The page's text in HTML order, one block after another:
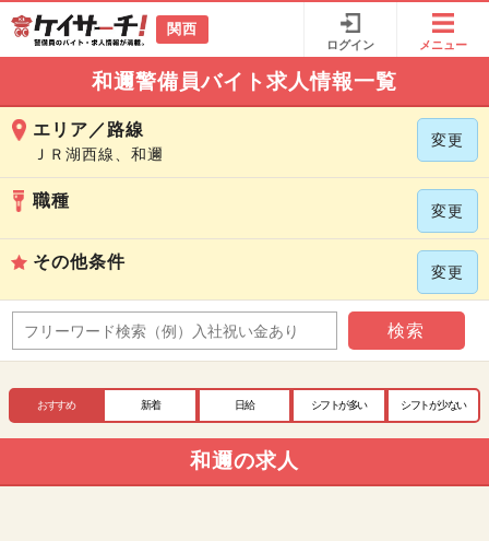
関西
ログイン メニュー
和邇警備員バイト求人情報一覧
エリア／路線
ＪＲ湖西線、和邇
変更
職種
変更
その他条件
変更
検索
おすすめ 新着 日給 シフトが多い シフトが少ない
和邇の求人